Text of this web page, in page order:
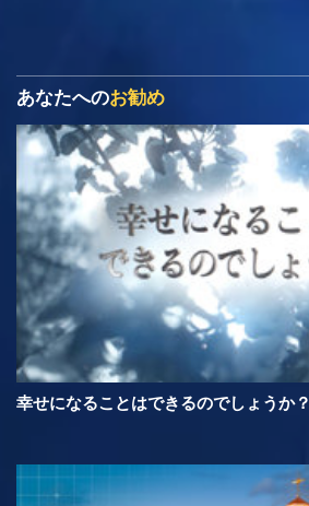
あなたへのお勧め
幸せになることはできるのでしょうか？